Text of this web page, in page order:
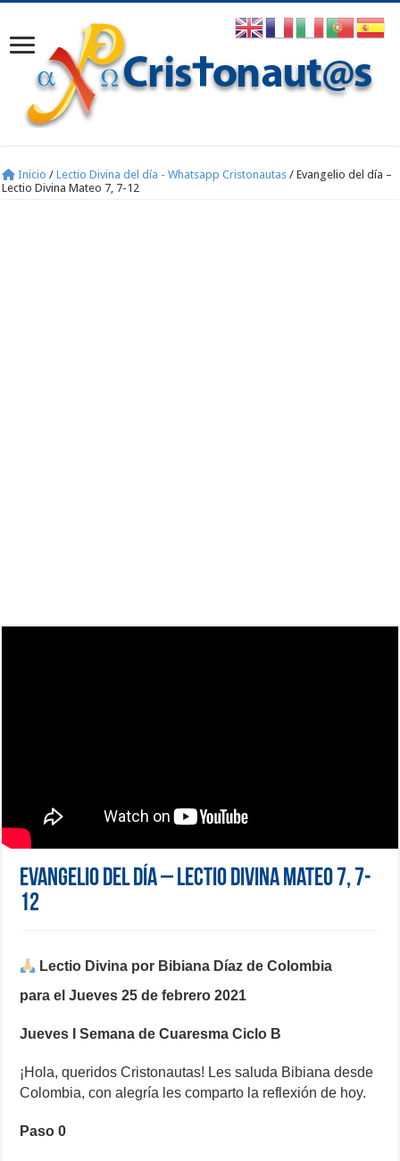
Inicio / Lectio Divina del día - Whatsapp Cristonautas / Evangelio del día –
Lectio Divina Mateo 7, 7-12
Evangelio del día – Lectio Divina Mateo 7, 7-
12
Lectio Divina por Bibiana Díaz de Colombia
para el Jueves 25 de febrero 2021
Jueves I Semana de Cuaresma Ciclo B
¡Hola, queridos Cristonautas! Les saluda Bibiana desde
Colombia, con alegría les comparto la reflexión de hoy.
Paso 0